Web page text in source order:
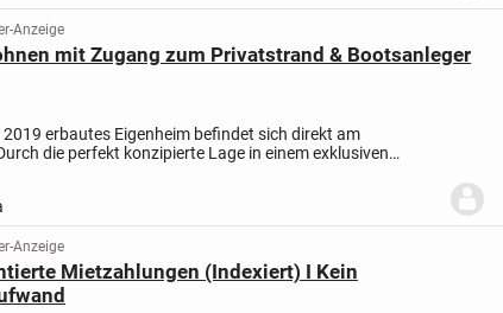
Anzeige
mit Zugang zum Privatstrand & Bootsanleger
erbautes Eigenheim befindet sich direkt am
die perfekt konzipierte Lage in einem exklusiven
Anzeige
Mietzahlungen (Indexiert) I Kein